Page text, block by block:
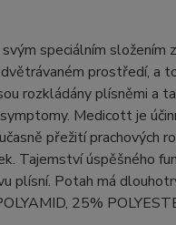
speciálním složením
prostředí, a
rozkládány plísněmi
Medicott je
přežití prachových
Tajemství úspěšného
plísní. Potah má
25%